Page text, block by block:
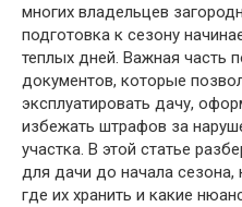
многих владельцев
подготовка к сезону
теплых дней. Важная часть
документов, которые
эксплуатировать дачу,
избежать штрафов за
участка. В этой статье
для дачи до начала сезона,
где их хранить и какие